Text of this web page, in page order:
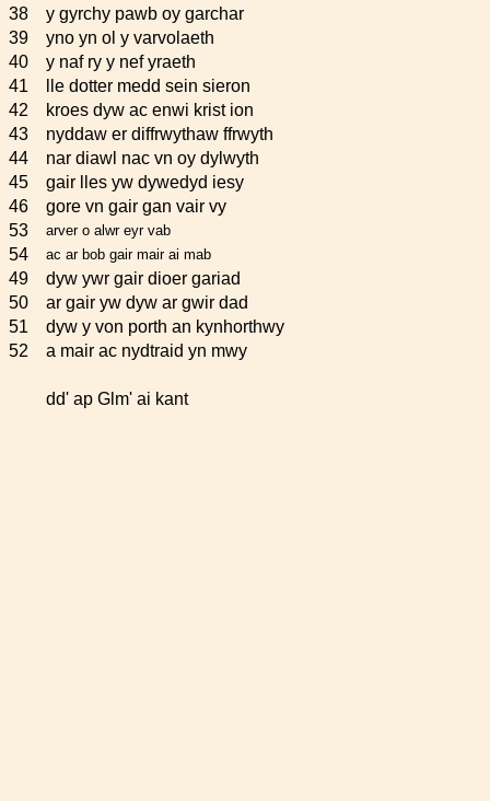
38
y gyrchy pawb oy garchar
39
yno yn ol y varvolaeth
40
y naf ry y nef yraeth
41
lle dotter medd sein sieron
42
kroes dyw ac enwi krist ion
43
nyddaw er diffrwythaw ffrwyth
44
nar diawl nac vn oy dylwyth
45
gair lles yw dywedyd iesy
46
gore vn gair gan vair vy
53
arver o alwr eyr vab
54 ac ar bob gair mair ai mab
49
dyw ywr gair dioer gariad
50
ar gair yw dyw ar gwir dad
51
dyw y von porth an kynhorthwy
52
a mair ac nydtraid yn mwy
dd' ap Glm' ai kant